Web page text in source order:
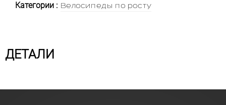
Категории : Велосипеды по росту
ДЕТАЛИ